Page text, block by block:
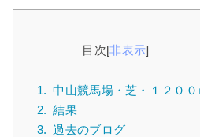
目次[非表示]
1. 中山競馬場・芝・１２００
2. 結果
3. 過去のブログ